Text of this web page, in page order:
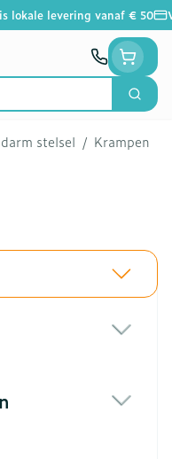
lokale levering vanaf € 50
Zoek
stelsel / Krampen